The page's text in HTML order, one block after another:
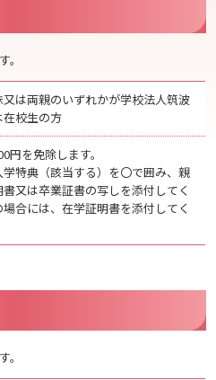
は両親のいずれかが学校法人筑波
校生の方
円を免除します。
特典（該当する）を〇で囲み、親
又は卒業証書の写しを添付してく
合には、在学証明書を添付してく